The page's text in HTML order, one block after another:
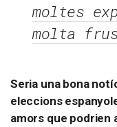
moltes
molta
Seria una bona
eleccions
amors que podrien